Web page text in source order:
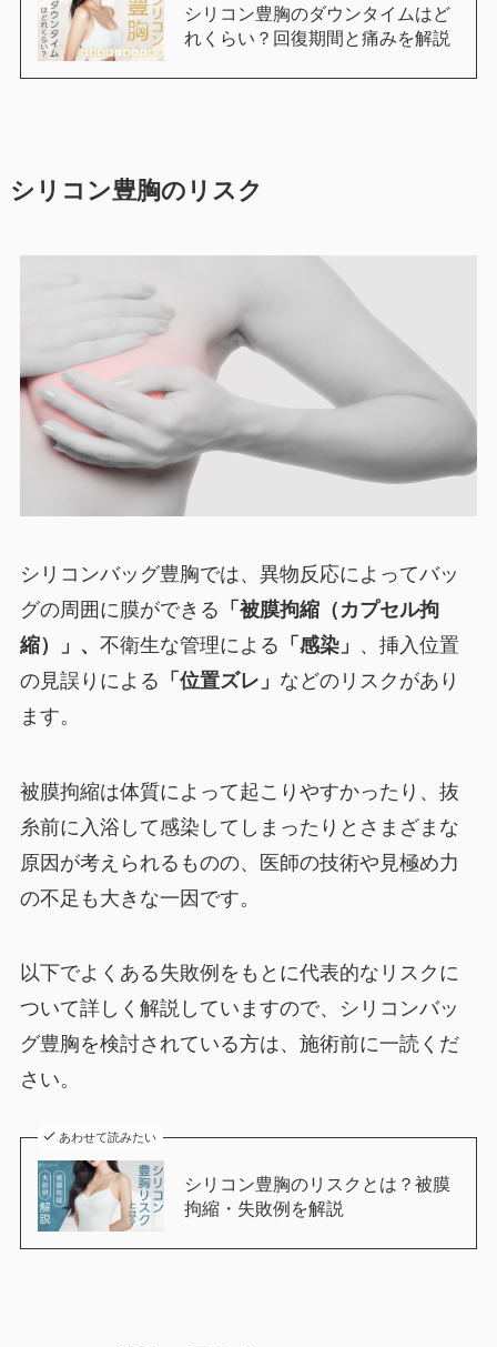
シリコン豊胸のダウンタイムはど
れくらい？回復期間と痛みを解説
シリコン豊胸のリスク
シリコンバッグ豊胸では、異物反応によってバッ
グの周囲に膜ができる 「被膜拘縮（カプセル拘
縮）」、 不衛生な管理による 「感染」 、挿入位置
の見誤りによる 「位置ズレ」 などのリスクがあり
ます。
被膜拘縮は体質によって起こりやすかったり、抜
糸前に入浴して感染してしまったりとさまざまな
原因が考えられるものの、医師の技術や見極め力
の不足も大きな一因です。
以下でよくある失敗例をもとに代表的なリスクに
ついて詳しく解説していますので、シリコンバッ
グ豊胸を検討されている方は、施術前に一読くだ
さい。
あわせて読みたい
シリコン豊胸のリスクとは？被膜
拘縮・失敗例を解説